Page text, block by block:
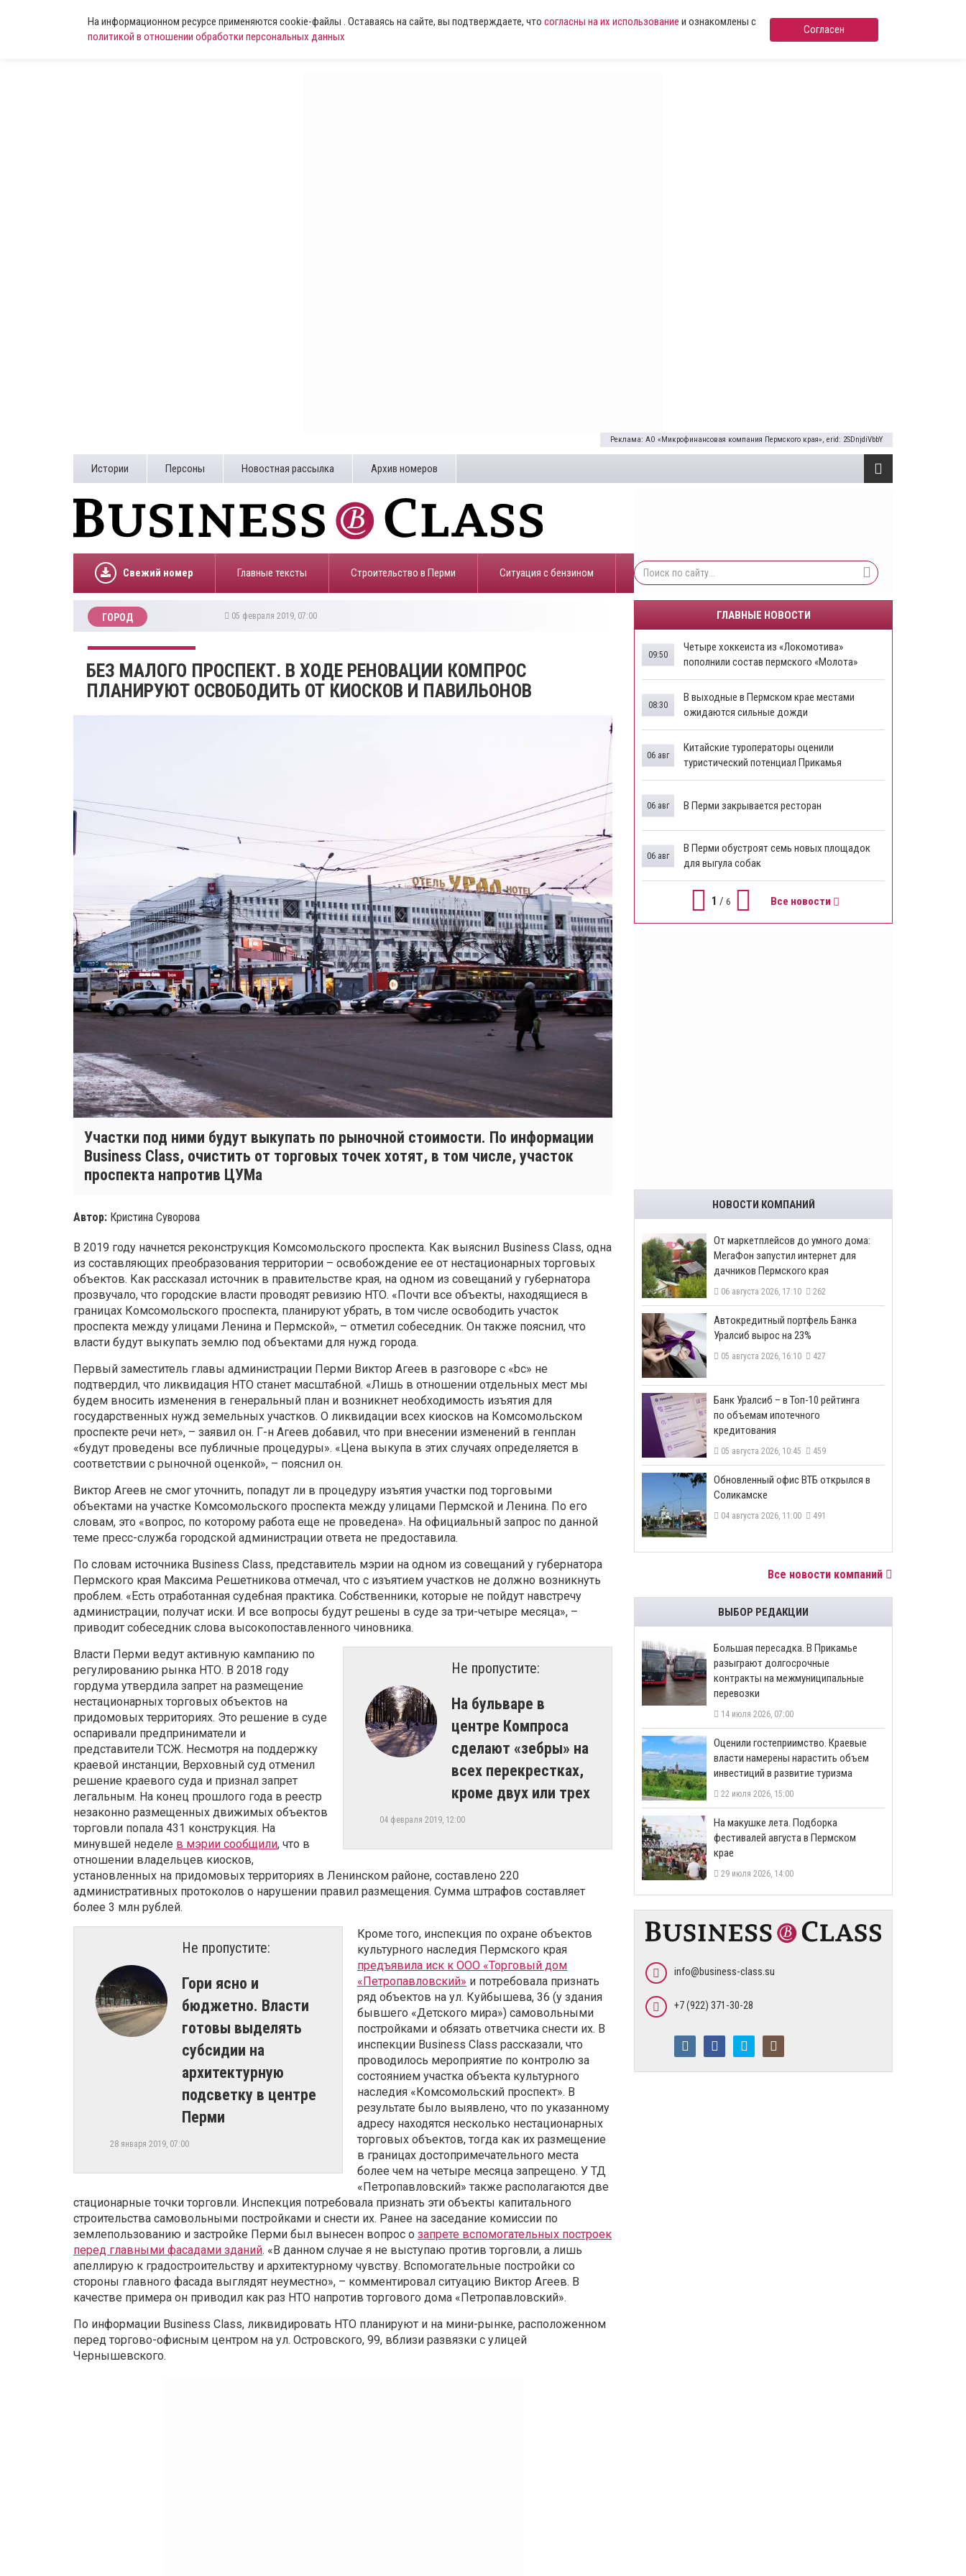
На информационном ресурсе применяются cookie-файлы . Оставаясь на сайте, вы подтверждаете, что согласны на их использование и ознакомлены с
политикой в отношении обработки персональных данных
Согласен
Реклама: АО «Микрофинансовая компания Пермского края», erid: 2SDnjdiVbbY
Истории Персоны Новостная рассылка Архив номеров
Свежий номер Главные тексты Строительство в Перми ​Ситуация с бензином
ГОРОД 05 февраля 2019, 07:00
БЕЗ МАЛОГО ПРОСПЕКТ. В ХОДЕ РЕНОВАЦИИ КОМПРОС
ПЛАНИРУЮТ ОСВОБОДИТЬ ОТ КИОСКОВ И ПАВИЛЬОНОВ
Участки под ними будут выкупать по рыночной стоимости. По информации
Business Class, очистить от торговых точек хотят, в том числе, участок
проспекта напротив ЦУМа
Автор: Кристина Суворова
В 2019 году начнется реконструкция Комсомольского проспекта. Как выяснил Business Class, одна
из составляющих преобразования территории – освобождение ее от нестационарных торговых
объектов. Как рассказал источник в правительстве края, на одном из совещаний у губернатора
прозвучало, что городские власти проводят ревизию НТО. «Почти все объекты, находящиеся в
границах Комсомольского проспекта, планируют убрать, в том числе освободить участок
проспекта между улицами Ленина и Пермской», – отметил собеседник. Он также пояснил, что
власти будут выкупать землю под объектами для нужд города.
Первый заместитель главы администрации Перми Виктор Агеев в разговоре с «bc» не
подтвердил, что ликвидация НТО станет масштабной. «Лишь в отношении отдельных мест мы
будем вносить изменения в генеральный план и возникнет необходимость изъятия для
государственных нужд земельных участков. О ликвидации всех киосков на Комсомольском
проспекте речи нет», – заявил он. Г-н Агеев добавил, что при внесении изменений в генплан
«будут проведены все публичные процедуры». «Цена выкупа в этих случаях определяется в
соответствии с рыночной оценкой», – пояснил он.
Виктор Агеев не смог уточнить, попадут ли в процедуру изъятия участки под торговыми
объектами на участке Комсомольского проспекта между улицами Пермской и Ленина. По его
словам, это «вопрос, по которому работа еще не проведена». На официальный запрос по данной
теме пресс-служба городской администрации ответа не предоставила.
По словам источника Business Class, представитель мэрии на одном из совещаний у губернатора
Пермского края Максима Решетникова отмечал, что с изъятием участков не должно возникнуть
проблем. «Есть отработанная судебная практика. Собственники, которые не пойдут навстречу
администрации, получат иски. И все вопросы будут решены в суде за три-четыре месяца», –
приводит собеседник слова высокопоставленного чиновника.
Не пропустите:
На бульваре в
центре Компроса
сделают «зебры» на
всех перекрестках,
кроме двух или трех
04 февраля 2019, 12:00
Власти Перми ведут активную кампанию по
регулированию рынка НТО. В 2018 году
гордума утвердила запрет на размещение
нестационарных торговых объектов на
придомовых территориях. Это решение в суде
оспаривали предприниматели и
представители ТСЖ. Несмотря на поддержку
краевой инстанции, Верховный суд отменил
решение краевого суда и признал запрет
легальным. На конец прошлого года в реестр
незаконно размещенных движимых объектов
торговли попала 431 конструкция. На
минувшей неделе в мэрии сообщили, что в
отношении владельцев киосков,
установленных на придомовых территориях в Ленинском районе, составлено 220
административных протоколов о нарушении правил размещения. Сумма штрафов составляет
более 3 млн рублей.
Не пропустите:
Гори ясно и
бюджетно. Власти
готовы выделять
субсидии на
архитектурную
подсветку в центре
Перми
28 января 2019, 07:00
Кроме того, инспекция по охране объектов
культурного наследия Пермского края
предъявила иск к ООО «Торговый дом
«Петропавловский» и потребовала признать
ряд объектов на ул. Куйбышева, 36 (у здания
бывшего «Детского мира») самовольными
постройками и обязать ответчика снести их. В
инспекции Business Class рассказали, что
проводилось мероприятие по контролю за
состоянием участка объекта культурного
наследия «Комсомольский проспект». В
результате было выявлено, что по указанному
адресу находятся несколько нестационарных
торговых объектов, тогда как их размещение
в границах достопримечательного места
более чем на четыре месяца запрещено. У ТД
«Петропавловский» также располагаются две
стационарные точки торговли. Инспекция потребовала признать эти объекты капитального
строительства самовольными постройками и снести их. Ранее на заседание комиссии по
землепользованию и застройке Перми был вынесен вопрос о запрете вспомогательных построек
перед главными фасадами зданий. «В данном случае я не выступаю против торговли, а лишь
апеллирую к градостроительству и архитектурному чувству. Вспомогательные постройки со
стороны главного фасада выглядят неуместно», – комментировал ситуацию Виктор Агеев. В
качестве примера он приводил как раз НТО напротив торгового дома «Петропавловский».
По информации Business Class, ликвидировать НТО планируют и на мини-рынке, расположенном
перед торгово-офисным центром на ул. Островского, 99, вблизи развязки с улицей
Чернышевского.
ГЛАВНЫЕ НОВОСТИ
Четыре хоккеиста из «Локомотива»
пополнили состав пермского «Молота»
09:50
В выходные в Пермском крае местами
ожидаются сильные дожди
08:30
Китайские туроператоры оценили
туристический потенциал Прикамья
06 авг
В Перми закрывается ресторан
06 авг
​В Перми обустроят семь новых площадок
для выгула собак
06 авг
1 / 6 Все новости
НОВОСТИ КОМПАНИЙ
От маркетплейсов до умного дома:
МегаФон запустил интернет для
дачников Пермского края
06 августа 2026, 17:10 262
​Автокредитный портфель Банка
Уралсиб вырос на 23%
05 августа 2026, 16:10 427
​Банк Уралсиб – в Топ-10 рейтинга
по объемам ипотечного
кредитования
05 августа 2026, 10:45 459
​Обновленный офис ВТБ открылся в
Соликамске
04 августа 2026, 11:00 491
Все новости компаний
ВЫБОР РЕДАКЦИИ
Большая пересадка. В Прикамье
разыграют долгосрочные
контракты на межмуниципальные
перевозки
14 июля 2026, 07:00
Оценили гостеприимство. Краевые
власти намерены нарастить объем
инвестиций в развитие туризма
22 июля 2026, 15:00
На макушке лета. Подборка
фестивалей августа в Пермском
крае
29 июля 2026, 14:00
info@business-class.su
+7 (922) 371-30-28